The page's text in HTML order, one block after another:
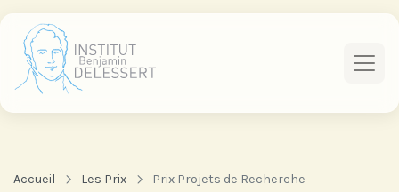
Accueil Les Prix Prix Projets de Recherche